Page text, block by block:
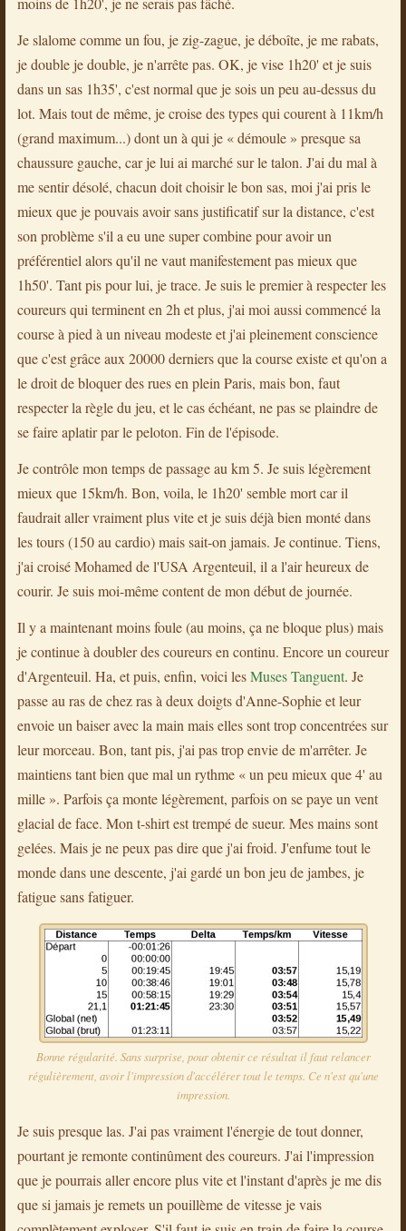
Je slalome comme un fou, je zig-zague, je déboîte, je me rabats,
je double je double, je n'arrête pas. OK, je vise 1h20' et je suis
dans un sas 1h35', c'est normal que je sois un peu au-dessus du
lot. Mais tout de même, je croise des types qui courent à 11km/h
(grand maximum...) dont un à qui je « démoule » presque sa
chaussure gauche, car je lui ai marché sur le talon. J'ai du mal à
me sentir désolé, chacun doit choisir le bon sas, moi j'ai pris le
mieux que je pouvais avoir sans justificatif sur la distance, c'est
son problème s'il a eu une super combine pour avoir un
préférentiel alors qu'il ne vaut manifestement pas mieux que
1h50'. Tant pis pour lui, je trace. Je suis le premier à respecter les
coureurs qui terminent en 2h et plus, j'ai moi aussi commencé la
course à pied à un niveau modeste et j'ai pleinement conscience
que c'est grâce aux 20000 derniers que la course existe et qu'on a
le droit de bloquer des rues en plein Paris, mais bon, faut
respecter la règle du jeu, et le cas échéant, ne pas se plaindre de
se faire aplatir par le peloton. Fin de l'épisode.
Je contrôle mon temps de passage au km 5. Je suis légèrement
mieux que 15km/h. Bon, voila, le 1h20' semble mort car il
faudrait aller vraiment plus vite et je suis déjà bien monté dans
les tours (150 au cardio) mais sait-on jamais. Je continue. Tiens,
j'ai croisé Mohamed de l'USA Argenteuil, il a l'air heureux de
courir. Je suis moi-même content de mon début de journée.
Il y a maintenant moins foule (au moins, ça ne bloque plus) mais
je continue à doubler des coureurs en continu. Encore un coureur
d'Argenteuil. Ha, et puis, enfin, voici lesMuses Tanguent. Je
passe au ras de chez ras à deux doigts d'Anne-Sophie et leur
envoie un baiser avec la main mais elles sont trop concentrées sur
leur morceau. Bon, tant pis, j'ai pas trop envie de m'arrêter. Je
maintiens tant bien que mal un rythme « un peu mieux que 4' au
mille ». Parfois ça monte légèrement, parfois on se paye un vent
glacial de face. Mon t-shirt est trempé de sueur. Mes mains sont
gelées. Mais je ne peux pas dire que j'ai froid. J'enfume tout le
monde dans une descente, j'ai gardé un bon jeu de jambes, je
fatigue sans fatiguer.
Bonne régularité. Sans surprise, pour obtenir ce résultat il faut relancer
régulièrement, avoir l'impression d'accélérer tout le temps. Ce n'est qu'une
impression.
Je suis presque las. J'ai pas vraiment l'énergie de tout donner,
pourtant je remonte continûment des coureurs. J'ai l'impression
que je pourrais aller encore plus vite et l'instant d'après je me dis
que si jamais je remets un pouillème de vitesse je vais